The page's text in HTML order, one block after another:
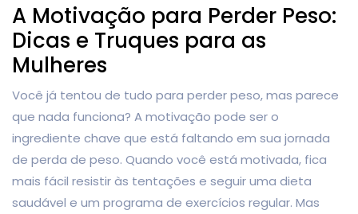
A Motivação para Perder Peso:
Dicas e Truques para as
Mulheres
Você já tentou de tudo para perder peso, mas parece
que nada funciona? A motivação pode ser o
ingrediente chave que está faltando em sua jornada
de perda de peso. Quando você está motivada, fica
mais fácil resistir às tentações e seguir uma dieta
saudável e um programa de exercícios regular. Mas